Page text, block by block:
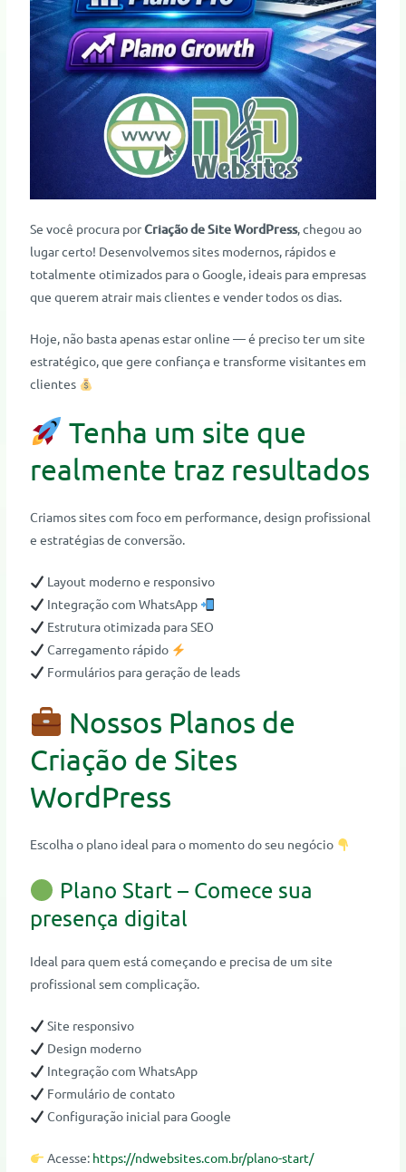
Se você procura porCriação de Site WordPress, chegou ao
lugar certo! Desenvolvemos sites modernos, rápidos e
totalmente otimizados para o Google, ideais para empresas
que querem atrair mais clientes e vender todos os dias.
Hoje, não basta apenas estar online — é preciso ter um site
estratégico, que gere confiança e transforme visitantes em
clientes
Tenha um site que
realmente traz resultados
Criamos sites com foco em performance, design profissional
e estratégias de conversão.
Layout moderno e responsivo
Integração com WhatsApp
Estrutura otimizada para SEO
Carregamento rápido
Formulários para geração de leads
Nossos Planos de
Criação de Sites
WordPress
Escolha o plano ideal para o momento do seu negócio
Plano Start – Comece sua
presença digital
Ideal para quem está começando e precisa de um site
profissional sem complicação.
Site responsivo
Design moderno
Integração com WhatsApp
Formulário de contato
Configuração inicial para Google
Acesse: https://ndwebsites.com.br/plano-start/